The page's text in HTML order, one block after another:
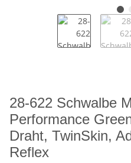
28-622 Schwalbe
Performance
Draht, TwinSkin,
Reflex